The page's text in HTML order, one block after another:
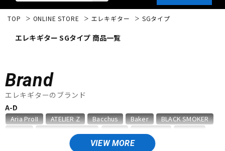
エレキギター
パーカッション
TOP ONLINE STORE エレキギター SGタイプ
エレキギター SGタイプ 商品一覧
Brand
エレキギターのブランド
VIEW MORE
A-D
Aria ProII ATELIER Z Bacchus Baker
BLACK SMOKER
Charvel／USA Crews Maniac Sound